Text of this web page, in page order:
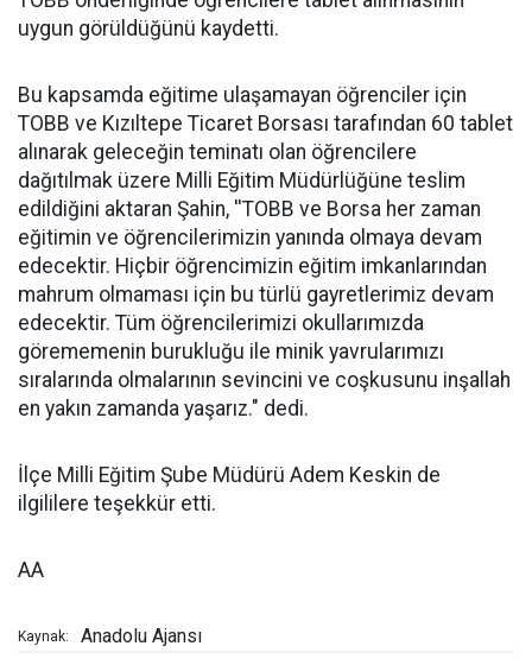
uygun görüldüğünü kaydetti.
Bu kapsamda eğitime ulaşamayan öğrenciler için
TOBB ve Kızıltepe Ticaret Borsası tarafından 60 tablet
alınarak geleceğin teminatı olan öğrencilere
dağıtılmak üzere Milli Eğitim Müdürlüğüne teslim
edildiğini aktaran Şahin, ''TOBB ve Borsa her zaman
eğitimin ve öğrencilerimizin yanında olmaya devam
edecektir. Hiçbir öğrencimizin eğitim imkanlarından
mahrum olmaması için bu türlü gayretlerimiz devam
edecektir. Tüm öğrencilerimizi okullarımızda
görememenin burukluğu ile minik yavrularımızı
sıralarında olmalarının sevincini ve coşkusunu inşallah
en yakın zamanda yaşarız." dedi.
İlçe Milli Eğitim Şube Müdürü Adem Keskin de
ilgililere teşekkür etti.
AA
Kaynak: Anadolu Ajansı